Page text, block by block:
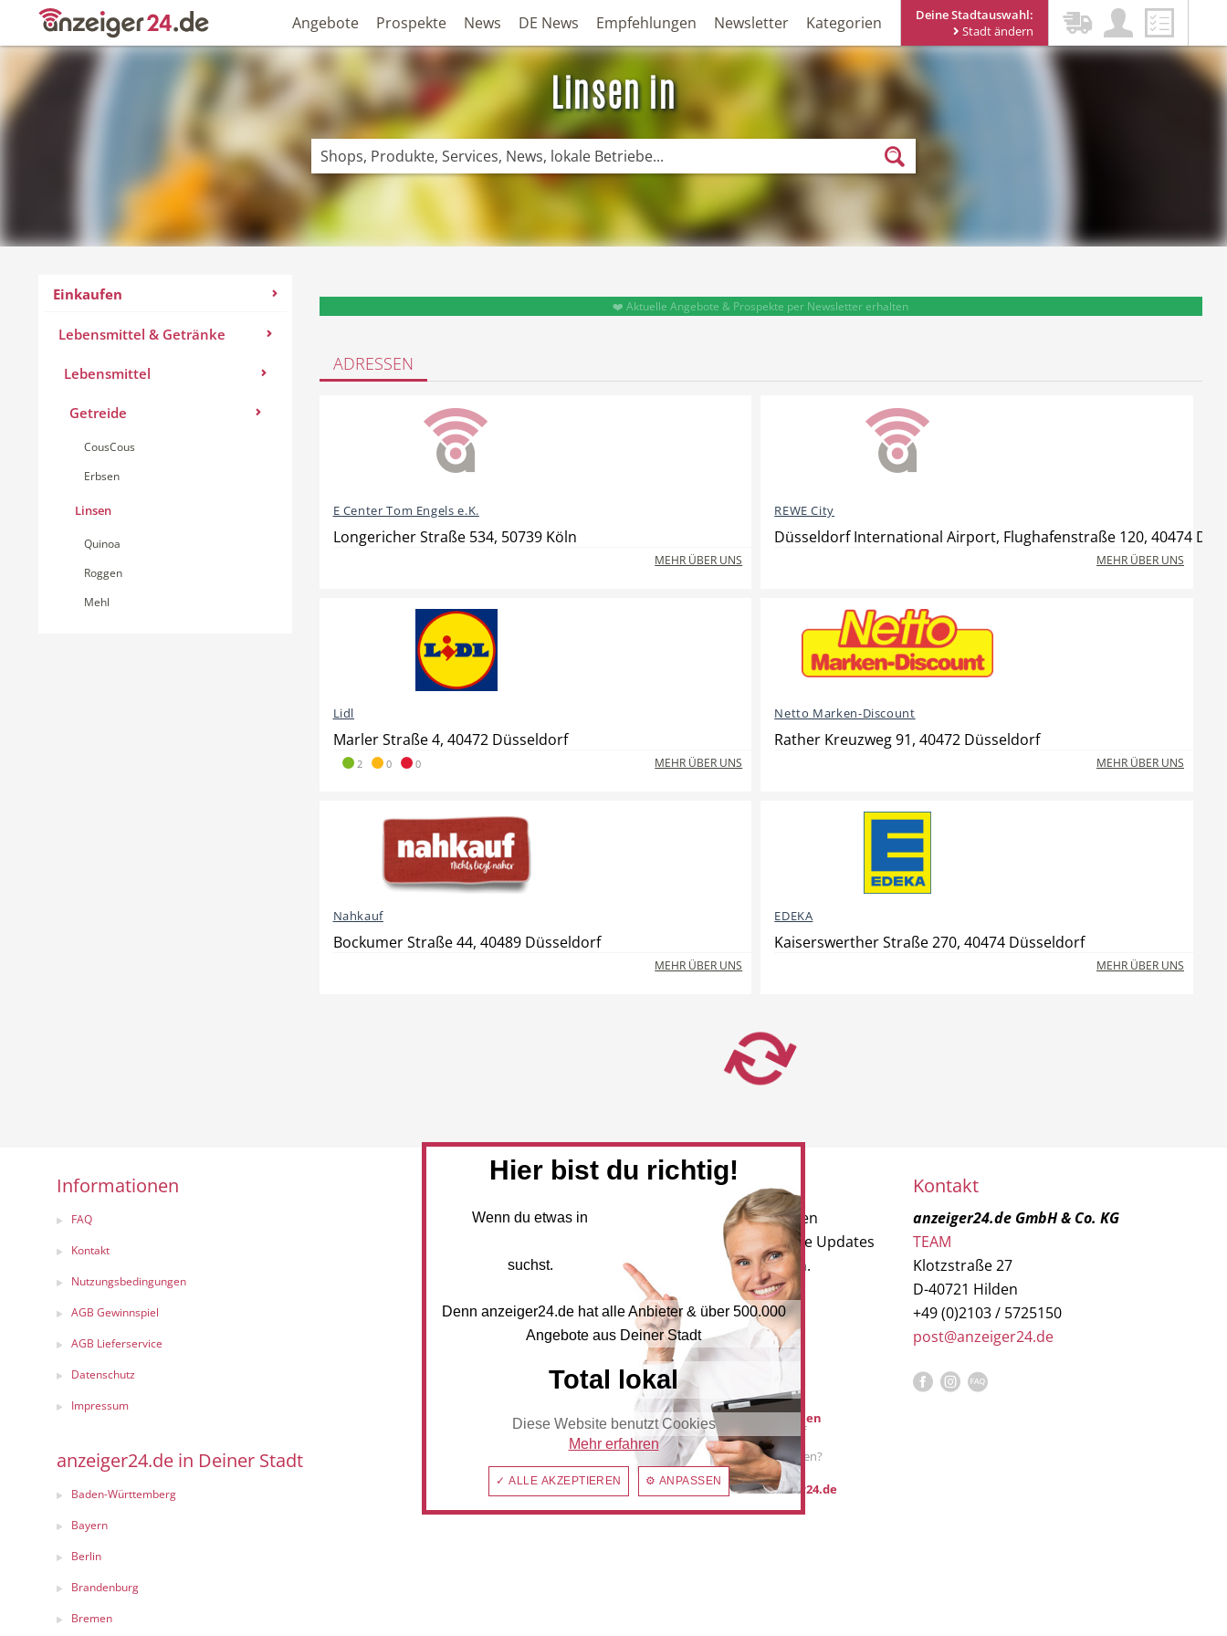
Deine Stadtauswahl:
Stadt ändern
Angebote Prospekte News DE News Empfehlungen Newsletter Kategorien
Linsen in
Einkaufen
Lebensmittel & Getränke
Lebensmittel
Getreide
CousCous
Erbsen
Linsen
Quinoa
Roggen
Mehl
❤️ Aktuelle Angebote & Prospekte per Newsletter erhalten
ADRESSEN
E Center Tom Engels e.K.
Longericher Straße 534, 50739 Köln
MEHR ÜBER UNS
REWE City
Düsseldorf International Airport, Flughafenstraße 120, 40474
MEHR ÜBER UNS
Lidl
Marler Straße 4, 40472 Düsseldorf
2 0 0 MEHR ÜBER UNS
Netto Marken-Discount
Rather Kreuzweg 91, 40472 Düsseldorf
MEHR ÜBER UNS
Nahkauf
Bockumer Straße 44, 40489 Düsseldorf
MEHR ÜBER UNS
EDEKA
Kaiserswerther Straße 270, 40474 Düsseldorf
MEHR ÜBER UNS
Informationen
FAQ
Kontakt
Nutzungsbedingungen
AGB Gewinnspiel
AGB Lieferservice
Datenschutz
Impressum
anzeiger24.de in Deiner Stadt
Baden-Württemberg
Bayern
Berlin
Brandenburg
Bremen
Newsletter
Melden Sie sich für unseren
Newsletter an, um neueste Updates
und Angebote zu erhalten.
NEWSLETTER BESTELLEN
Mediadaten
Werbung buchen
Sie möchten auf
anzeiger24.de
Werbung schalten?
post@anzeiger24.de
Kontakt
anzeiger24.de GmbH & Co. KG
TEAM
Klotzstraße 27
D-40721 Hilden
+49 (0)2103 / 5725150
post@anzeiger24.de
Hier bist du richtig!
Wenn du etwas in
suchst.
Denn anzeiger24.de hat alle Anbieter & über 500.000
Angebote aus Deiner Stadt
Total lokal
Diese Website benutzt Cookies
Mehr erfahren
✓ ALLE AKZEPTIEREN ⚙ ANPASSEN